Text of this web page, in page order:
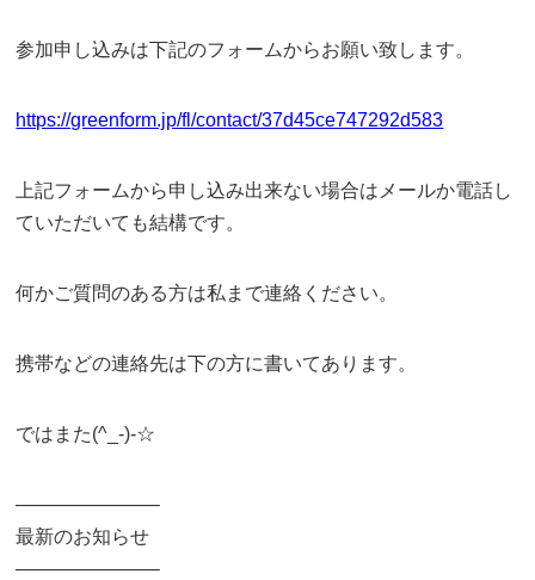
参加申し込みは下記のフォームからお願い致します。
https://greenform.jp/fl/contact/37d45ce747292d583
上記フォームから申し込み出来ない場合はメールか電話し
ていただいても結構です。
何かご質問のある方は私まで連絡ください。
携帯などの連絡先は下の方に書いてあります。
ではまた(^_-)-☆
———————–
最新のお知らせ
———————–